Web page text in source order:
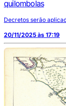
quilombolas
Decretos serão
20/11/2025 às 17:19